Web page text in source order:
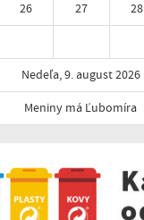
26 27 28
Nedeľa, 9. august 2026
Meniny má Ľubomíra